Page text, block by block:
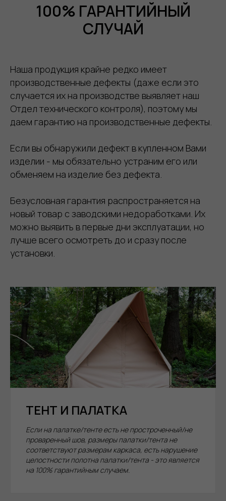
100% ГАРАНТИЙНЫЙ
СЛУЧАЙ
Наша продукция крайне редко имеет
производственные дефекты (даже если это
случается их на производстве выявляет наш
Отдел технического контроля), поэтому мы
даем гарантию на производственные дефекты.
Если вы обнаружили дефект в купленном Вами
изделии - мы обязательно устраним его или
обменяем на изделие без дефекта.
Безусловная гарантия распространяется на
новый товар с заводскими недоработками. Их
можно выявить в первые дни эксплуатации, но
лучше всего осмотреть до и сразу после
установки.
ТЕНТ И ПАЛАТКА
Если на палатке/тенте есть не простроченный/не
проваренный шов, размеры палатки/тента не
соответствуют размерам каркаса, есть нарушение
целостности полотна палатки/тента - это является
на 100% гарантийным случаем.